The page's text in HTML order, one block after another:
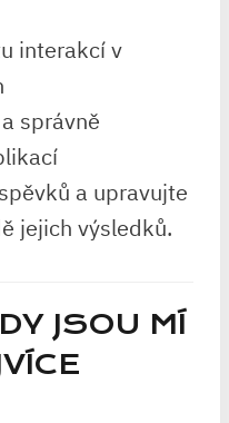
interakcí v
správně
a upravujte
jejich výsledků.
JSOU MÍ